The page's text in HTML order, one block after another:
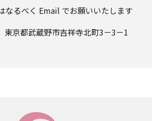
なるべく Email でお願いいたします
京都武蔵野市吉祥寺北町3－3－1